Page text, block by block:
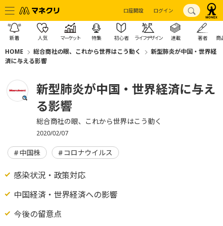
口座開設 ログイン
新着 人気 マーケット 特集 初心者 ライフデザイン 連載 著者 商
HOME 総合商社の眼、これから世界はこう動く
新型肺炎が中国・世界経
済に与える影響
新型肺炎が中国・世界経済に与え
る影響
総合商社の眼、これから世界はこう動く
2020/02/07
中国株 コロナウイルス
感染状況・政策対応
中国経済・世界経済への影響
今後の留意点